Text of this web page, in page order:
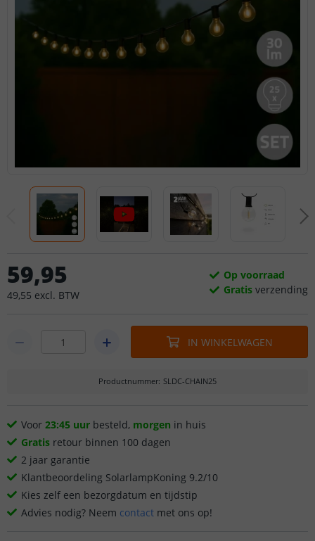
59,95
49,55 excl. BTW
Op voorraad
Gratis verzending
IN WINKELWAGEN
Productnummer: SLDC-CHAIN25
Voor 23:45 uur besteld, morgen in huis
Gratis retour binnen 100 dagen
2 jaar garantie
Klantbeoordeling SolarlampKoning 9.2/10
Kies zelf een bezorgdatum en tijdstip
Advies nodig? Neem contact met ons op!